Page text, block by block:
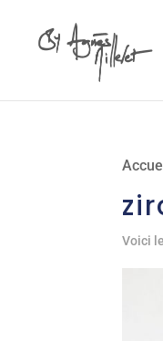
Voici